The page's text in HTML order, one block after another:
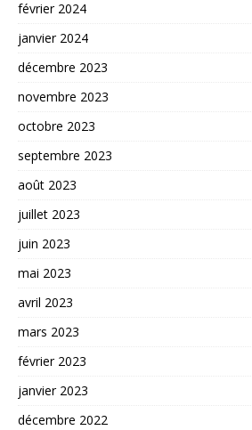
février 2024
janvier 2024
décembre 2023
novembre 2023
octobre 2023
septembre 2023
août 2023
juillet 2023
juin 2023
mai 2023
avril 2023
mars 2023
février 2023
janvier 2023
décembre 2022